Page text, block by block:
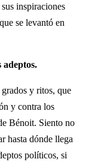
inspiraciones
se levantó en
adeptos.
y ritos, que
y contra los
Bénoit. Siento no
hasta dónde llega
políticos, si